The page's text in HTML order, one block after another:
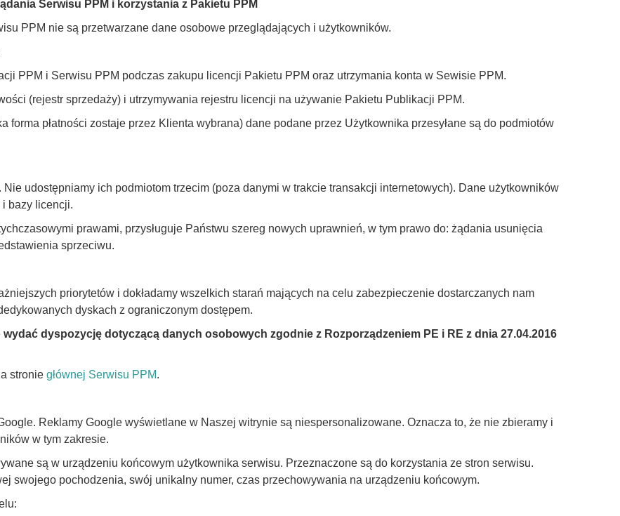
Serwisu PPM i korzystania z Pakietu PPM
PPM nie są przetwarzane dane osobowe przeglądających i użytkowników.
PPM i Serwisu PPM podczas zakupu licencji Pakietu PPM oraz utrzymania konta w Sewisie PPM.
(rejestr sprzedaży) i utrzymywania rejestru licencji na używanie Pakietu Publikacji PPM.
forma płatności zostaje przez Klienta wybrana) dane podane przez Użytkownika przesyłane są do podmiotów
udostępniamy ich podmiotom trzecim (poza danymi w trakcie transakcji internetowych). Dane użytkowników
bazy licencji.
prawami, przysługuje Państwu szereg nowych uprawnień, w tym prawo do: żądania usunięcia
sprzeciwu.
priorytetów i dokładamy wszelkich starań mających na celu zabezpieczenie dostarczanych nam
dyskach z ograniczonym dostępem.
dyspozycję dotyczącą danych osobowych zgodnie z Rozporządzeniem PE i RE z dnia 27.04.2016
stronie głównej Serwisu PPM.
Reklamy Google wyświetlane w Naszej witrynie są niespersonalizowane. Oznacza to, że nie zbieramy i
w tym zakresie.
są w urządzeniu końcowym użytkownika serwisu. Przeznaczone są do korzystania ze stron serwisu.
swojego pochodzenia, swój unikalny numer, czas przechowywania na urządzeniu końcowym.